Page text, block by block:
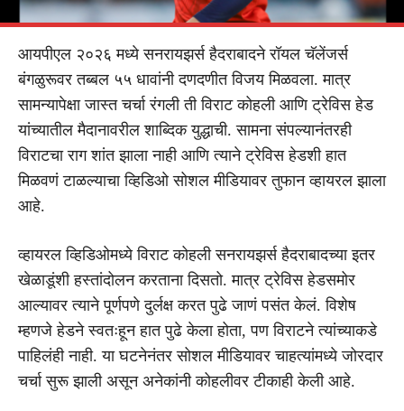
आयपीएल २०२६ मध्ये सनरायझर्स हैदराबादने रॉयल चॅलेंजर्स
बंगळुरूवर तब्बल ५५ धावांनी दणदणीत विजय मिळवला. मात्र
सामन्यापेक्षा जास्त चर्चा रंगली ती विराट कोहली आणि ट्रेविस हेड
यांच्यातील मैदानावरील शाब्दिक युद्धाची. सामना संपल्यानंतरही
विराटचा राग शांत झाला नाही आणि त्याने ट्रेविस हेडशी हात
मिळवणं टाळल्याचा व्हिडिओ सोशल मीडियावर तुफान व्हायरल झाला
आहे.
व्हायरल व्हिडिओमध्ये विराट कोहली सनरायझर्स हैदराबादच्या इतर
खेळाडूंशी हस्तांदोलन करताना दिसतो. मात्र ट्रेविस हेडसमोर
आल्यावर त्याने पूर्णपणे दुर्लक्ष करत पुढे जाणं पसंत केलं. विशेष
म्हणजे हेडने स्वतःहून हात पुढे केला होता, पण विराटने त्यांच्याकडे
पाहिलंही नाही. या घटनेनंतर सोशल मीडियावर चाहत्यांमध्ये जोरदार
चर्चा सुरू झाली असून अनेकांनी कोहलीवर टीकाही केली आहे.